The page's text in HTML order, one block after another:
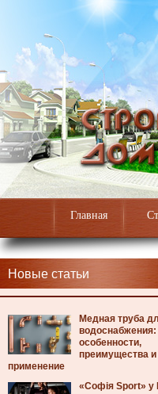
Главная
Новые статьи
Медная труба
водоснабжения:
особенности,
преимущества и
применение
«Софія Sport» у